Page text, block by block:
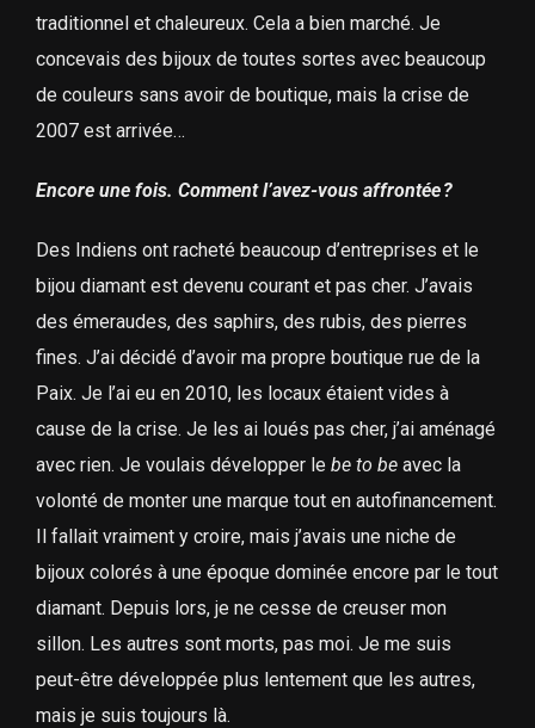
traditionnel et chaleureux. Cela a bien marché. Je
concevais des bijoux de toutes sortes avec beaucoup
de couleurs sans avoir de boutique, mais la crise de
2007 est arrivée…
Encore une fois. Comment l’avez-vous affrontée ?
Des Indiens ont racheté beaucoup d’entreprises et le
bijou diamant est devenu courant et pas cher. J’avais
des émeraudes, des saphirs, des rubis, des pierres
fines. J’ai décidé d’avoir ma propre boutique rue de la
Paix. Je l’ai eu en 2010, les locaux étaient vides à
cause de la crise. Je les ai loués pas cher, j’ai aménagé
avec rien. Je voulais développer le be to beavec la
volonté de monter une marque tout en autofinancement.
Il fallait vraiment y croire, mais j’avais une niche de
bijoux colorés à une époque dominée encore par le tout
diamant. Depuis lors, je ne cesse de creuser mon
sillon. Les autres sont morts, pas moi. Je me suis
peut-être développée plus lentement que les autres,
mais je suis toujours là.